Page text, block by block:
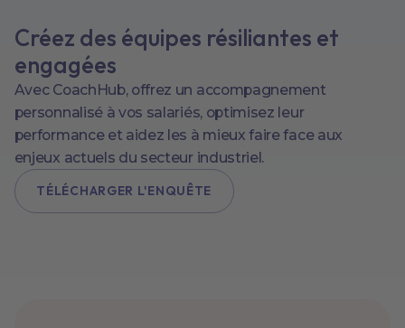
Créez des équipes résiliantes et
engagées
Avec CoachHub, offrez un accompagnement
personnalisé à vos salariés, optimisez leur
performance et aidez les à mieux faire face aux
enjeux actuels du secteur industriel.
TÉLÉCHARGER L'ENQUÊTE